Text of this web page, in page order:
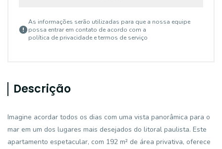
As informações serão utilizadas para que a nossa equipe
possa entrar em contato de acordo com a
política de privacidade e termos de serviço
Descrição
Imagine acordar todos os dias com uma vista panorâmica para o
mar em um dos lugares mais desejados do litoral paulista. Este
apartamento espetacular, com 192 m² de área privativa, oferece